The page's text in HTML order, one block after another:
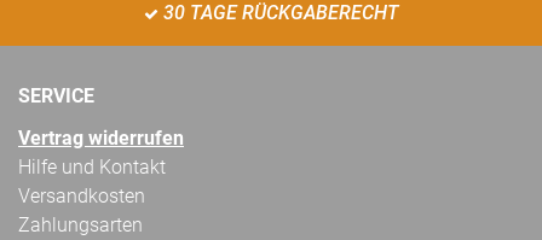
30 TAGE RÜCKGABERECHT
SERVICE
Vertrag widerrufen
Hilfe und Kontakt
Versandkosten
Zahlungsarten